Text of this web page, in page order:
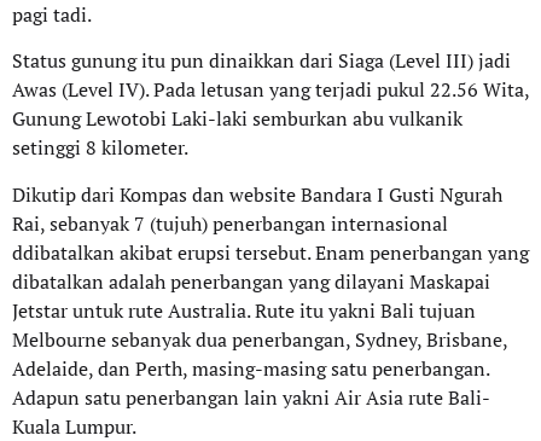
pagi tadi.
Status gunung itu pun dinaikkan dari Siaga (Level III) jadi
Awas (Level IV). Pada letusan yang terjadi pukul 22.56 Wita,
Gunung Lewotobi Laki-laki semburkan abu vulkanik
setinggi 8 kilometer.
Dikutip dari Kompas dan website Bandara I Gusti Ngurah
Rai, sebanyak 7 (tujuh) penerbangan internasional
ddibatalkan akibat erupsi tersebut. Enam penerbangan yang
dibatalkan adalah penerbangan yang dilayani Maskapai
Jetstar untuk rute Australia. Rute itu yakni Bali tujuan
Melbourne sebanyak dua penerbangan, Sydney, Brisbane,
Adelaide, dan Perth, masing-masing satu penerbangan.
Adapun satu penerbangan lain yakni Air Asia rute Bali-
Kuala Lumpur.